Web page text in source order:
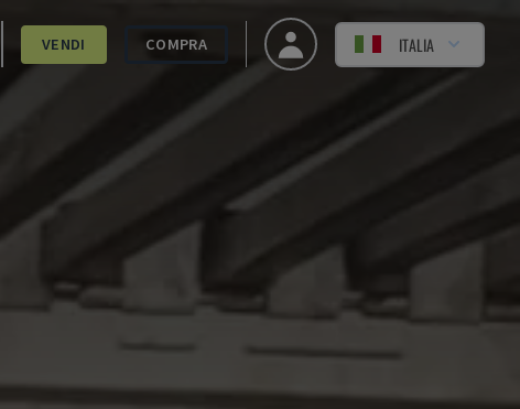
VENDI COMPRA ITALIA